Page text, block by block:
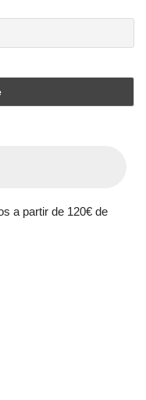
a partir de 120€ de